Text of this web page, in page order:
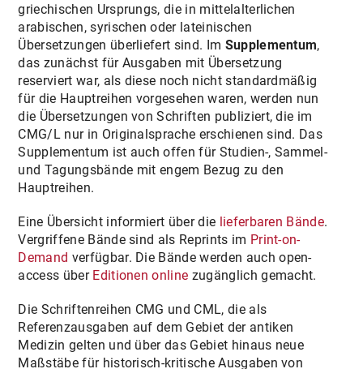
griechischen Ursprungs, die in mittelalterlichen
arabischen, syrischen oder lateinischen
Übersetzungen überliefert sind. Im Supplementum,
das zunächst für Ausgaben mit Übersetzung
reserviert war, als diese noch nicht standardmäßig
für die Hauptreihen vorgesehen waren, werden nun
die Übersetzungen von Schriften publiziert, die im
CMG/L nur in Originalsprache erschienen sind. Das
Supplementum ist auch offen für Studien-, Sammel-
und Tagungsbände mit engem Bezug zu den
Hauptreihen.
Eine Übersicht informiert über die lieferbaren Bände.
Vergriffene Bände sind als Reprints im Print-on-
Demand verfügbar. Die Bände werden auch open-
access über Editionen online zugänglich gemacht.
Die Schriftenreihen CMG und CML, die als
Referenzausgaben auf dem Gebiet der antiken
Medizin gelten und über das Gebiet hinaus neue
Maßstäbe für historisch-kritische Ausgaben von